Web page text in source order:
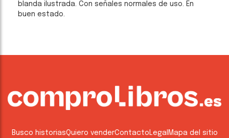
blanda ilustrada. Con señales normales de uso. En
buen estado.
Busco historiasQuiero venderContacto Legal Mapa del sitio